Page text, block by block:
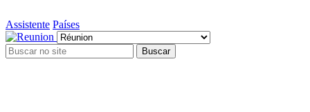
Assistente Países
Buscar